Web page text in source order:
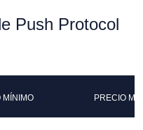
Push Protocol
MÍNIMO PRECIO